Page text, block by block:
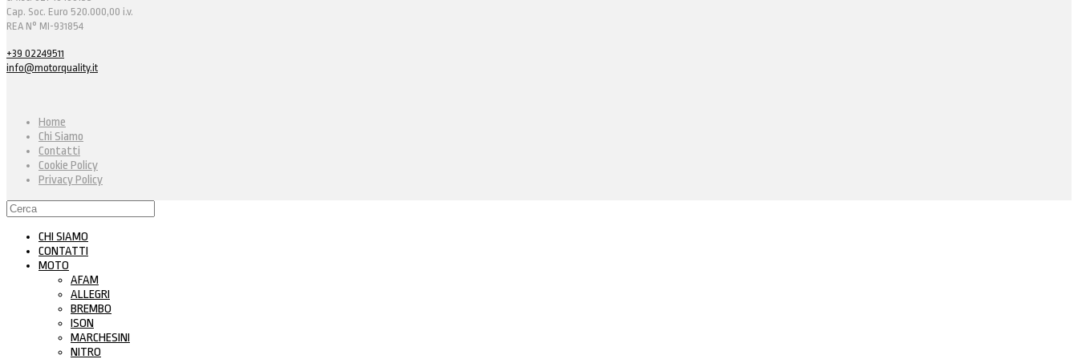
Cap. Soc. Euro 520.000,00 i.v.
REA N° MI-931854
+39 02249511
info@motorquality.it
Home
Chi Siamo
Contatti
Cookie Policy
Privacy Policy
CHI SIAMO
CONTATTI
MOTO
AFAM
ALLEGRI
BREMBO
ISON
MARCHESINI
NITRO